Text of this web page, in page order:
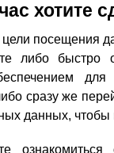
хотите
цели посещения
либо быстро
для
сразу же
данных, чтобы
ознакомиться